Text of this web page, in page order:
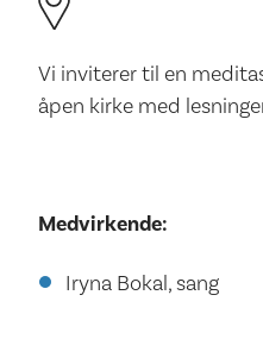
Vi inviterer til en
åpen kirke med
Medvirkende:
Iryna Bokal, sang